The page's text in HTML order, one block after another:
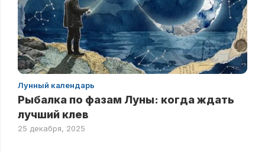
Лунный календарь
Рыбалка по фазам Луны: когда ждать
лучший клев
25 декабря, 2025